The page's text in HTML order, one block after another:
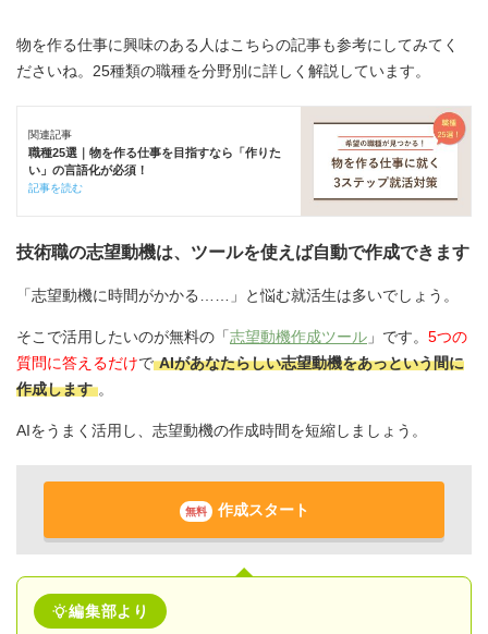
物を作る仕事に興味のある人はこちらの記事も参考にしてみてく
ださいね。25種類の職種を分野別に詳しく解説しています。
関連記事
職種25選｜物を作る仕事を目指すなら「作りた
い」の言語化が必須！
記事を読む
技術職の志望動機は、ツールを使えば自動で作成できます
「志望動機に時間がかかる……」と悩む就活生は多いでしょう。
そこで活用したいのが無料の「志望動機作成ツール 」です。 5つの
質問に答えるだけで AIがあなたらしい志望動機をあっという間に
作成します 。
AIをうまく活用し、志望動機の作成時間を短縮しましょう。
無料 作成スタート
編集部より